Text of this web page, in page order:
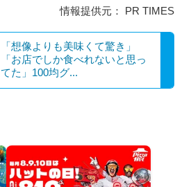
情報提供元： PR TIMES
「想像よりも美味くて驚き」
「お店でしか食べれないと思っ
てた」100均グ...